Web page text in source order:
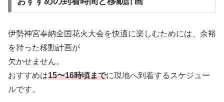
伊勢神宮奉納全国花火大会を快適に楽しむためには、余裕
を持った移動計画が
欠かせません。
おすすめは15〜16時頃までに現地へ到着するスケジュー
ルです。